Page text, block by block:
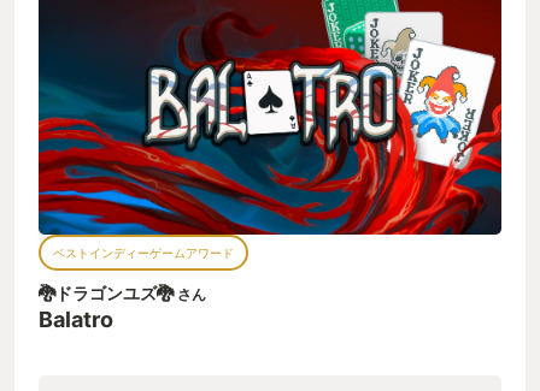
った・・。 ルールは簡単で覚えやすく（少し専門用語がありま
すが、5個くらい覚えればオッケー）ポーカーの知識がなくても
まったく問題ありません。 何回か遊べばなんとなくスコアが増
えるコツがわかってくるので、あとは戦略を工夫しながら運が
巡ってきた時にがっちりがんばりましょう。 そして、戦略うま
く決まった時、とても気持ちいい瞬間が訪れます。 大量のスコ
アがダダダ・・とカウントされ、 数字が積み上がり燃え上が
る！ あっという間に相手の目標スコアを振り切ってとんでもな
い数字が積み上がります！ カジノだったら目の前にチップの山
が積まれるような。 パチンコだったら銀玉が大量に排出される
ような。 そんな感覚。 （どっちも経験したことないけど） そ
んなわけですっかりBALATROの快感にハマってしまいました。
が、本当の沼はここからでした。 BALATROがiOSで発売されて
しまったのです。 買い切り型のゲームなので、一回買えばいつ
でも遊べる。 オートセーブが完璧なので、いつでも中断でき
ベストインディーゲームアワード
🐉ドラゴンユズ🐉さん
Balatro